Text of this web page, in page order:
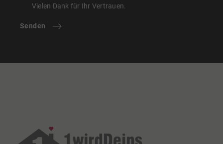
Vielen Dank für Ihr Vertrauen.
Senden